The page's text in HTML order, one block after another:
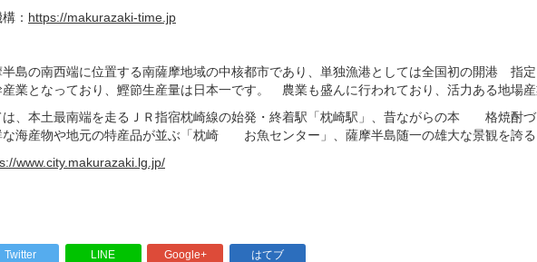
： https://makurazaki-time.jp
島の南西端に位置する南薩摩地域の中核都市であり、単独漁港としては全国初の開港 指
業となっており、鰹節生産量は日本一です。 農業も盛んに行われており、活力ある地場
は、本土最南端を走るＪＲ指宿枕崎線の始発・終着駅「枕崎駅」、昔ながらの本 格焼酎
な海産物や地元の特産品が並ぶ「枕崎 お魚センター」、薩摩半島随一の雄大な景観を誇
www.city.makurazaki.lg.jp/
Twitter LINE Google+ はてブ